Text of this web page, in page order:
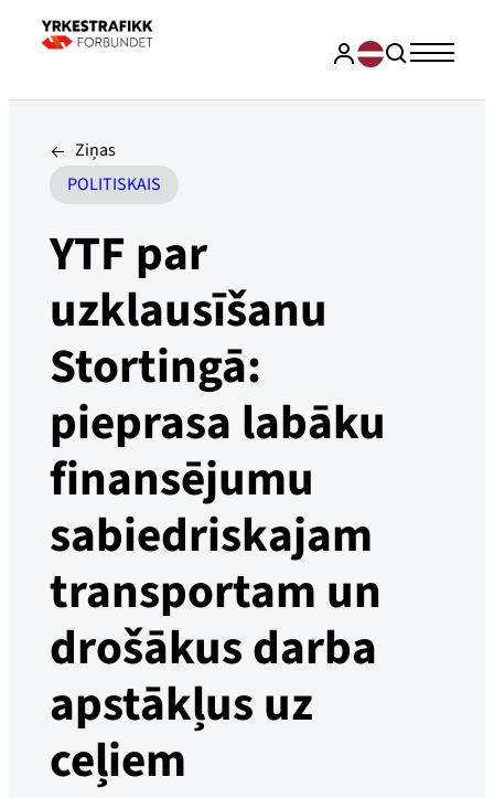
Ziņas
POLITISKAIS
YTF par
uzklausīšanu
Stortingā:
pieprasa labāku
finansējumu
sabiedriskajam
transportam un
drošākus darba
apstākļus uz
ceļiem